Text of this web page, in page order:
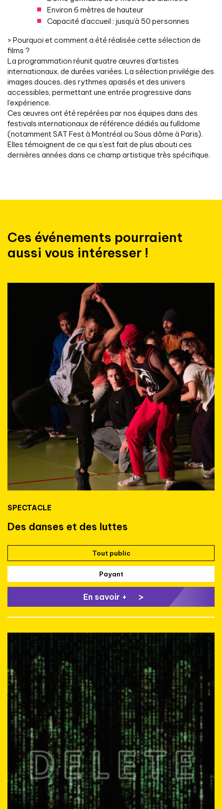
Environ 6 mètres de hauteur
Capacité d’accueil : jusqu’à 50 personnes
> Pourquoi et comment a été réalisée cette sélection de
films ?
La programmation réunit quatre œuvres d’artistes
internationaux, de durées variées. La sélection privilégie des
images douces, des rythmes apaisés et des univers
accessibles, permettant une entrée progressive dans
l’expérience.
Ces œuvres ont été repérées par nos équipes dans des
festivals internationaux de référence dédiés au fulldome
(notamment SAT Fest à Montréal ou Sous dôme à Paris).
Elles témoignent de ce qui s’est fait de plus abouti ces
dernières années dans ce champ artistique très spécifique.
Ces événements pourraient
aussi vous intéresser !
SPECTACLE
Des danses et des luttes
Tout public
Payant
En savoir +